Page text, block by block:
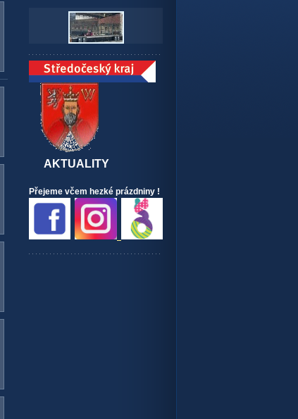
AKTUALITY
Přejeme včem hezké prázdniny !